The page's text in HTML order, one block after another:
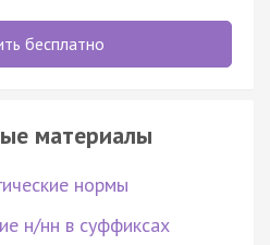
бесплатно
материалы
нормы
н/нн в суффиксах